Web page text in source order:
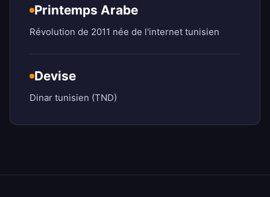
Printemps Arabe
Révolution de 2011 née de l'internet tunisien
Devise
Dinar tunisien (TND)